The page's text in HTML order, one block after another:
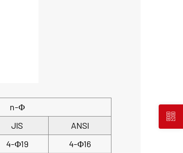
n-Φ
JIS
ANSI
4-Φ19
4-Φ16